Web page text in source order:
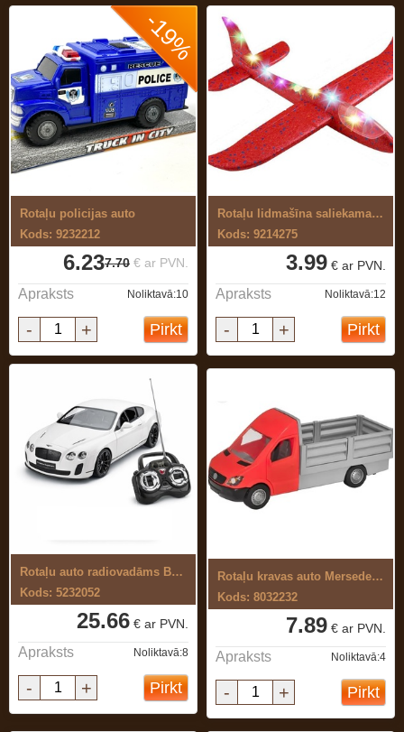
-19%
Rotaļu policijas auto
Kods: 9232212
7.70 € ar PVN.
6.23
Apraksts Noliktavā:10
- + Pirkt
Rotaļu lidmašīna saliekama ar gaismu
Kods: 9214275
3.99 € ar PVN.
Apraksts Noliktavā:12
- + Pirkt
Rotaļu auto radiovadāms Bentley 1:24
Kods: 5232052
25.66 € ar PVN.
Apraksts Noliktavā:8
- + Pirkt
Rotaļu kravas auto Mersedes-Benz ...
Kods: 8032232
7.89 € ar PVN.
Apraksts Noliktavā:4
- + Pirkt